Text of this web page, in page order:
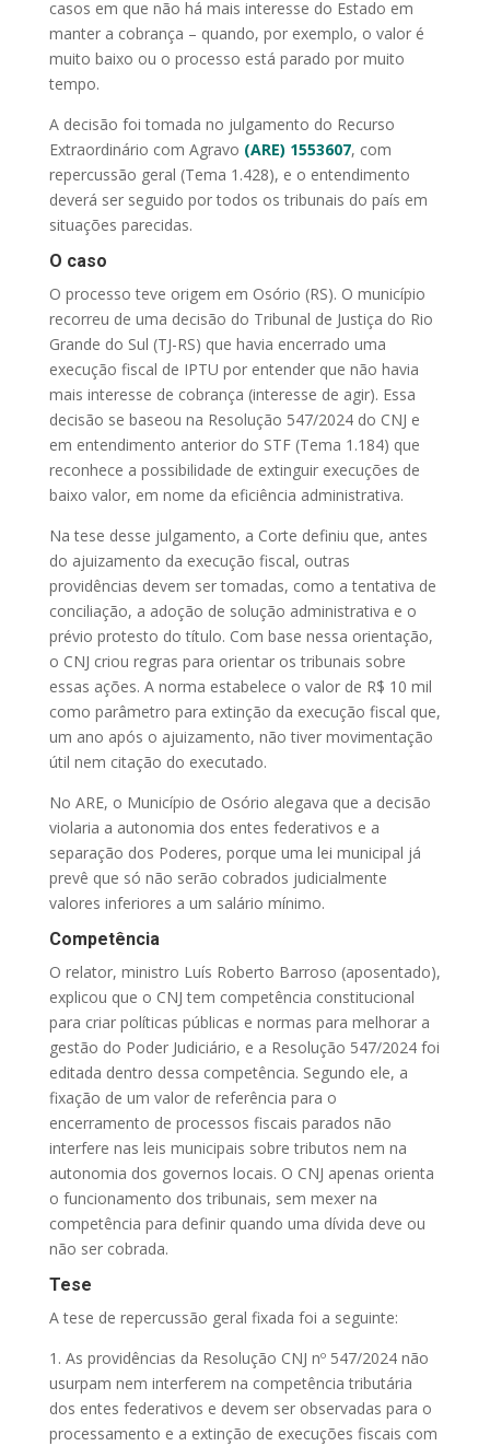
casos em que não há mais interesse do Estado em
manter a cobrança – quando, por exemplo, o valor é
muito baixo ou o processo está parado por muito
tempo.
A decisão foi tomada no julgamento do Recurso
Extraordinário com Agravo (ARE) 1553607, com
repercussão geral (Tema 1.428), e o entendimento
deverá ser seguido por todos os tribunais do país em
situações parecidas.
O caso
O processo teve origem em Osório (RS). O município
recorreu de uma decisão do Tribunal de Justiça do Rio
Grande do Sul (TJ-RS) que havia encerrado uma
execução fiscal de IPTU por entender que não havia
mais interesse de cobrança (interesse de agir). Essa
decisão se baseou na Resolução 547/2024 do CNJ e
em entendimento anterior do STF (Tema 1.184) que
reconhece a possibilidade de extinguir execuções de
baixo valor, em nome da eficiência administrativa.
Na tese desse julgamento, a Corte definiu que, antes
do ajuizamento da execução fiscal, outras
providências devem ser tomadas, como a tentativa de
conciliação, a adoção de solução administrativa e o
prévio protesto do título. Com base nessa orientação,
o CNJ criou regras para orientar os tribunais sobre
essas ações. A norma estabelece o valor de R$ 10 mil
como parâmetro para extinção da execução fiscal que,
um ano após o ajuizamento, não tiver movimentação
útil nem citação do executado.
No ARE, o Município de Osório alegava que a decisão
violaria a autonomia dos entes federativos e a
separação dos Poderes, porque uma lei municipal já
prevê que só não serão cobrados judicialmente
valores inferiores a um salário mínimo.
Competência
O relator, ministro Luís Roberto Barroso (aposentado),
explicou que o CNJ tem competência constitucional
para criar políticas públicas e normas para melhorar a
gestão do Poder Judiciário, e a Resolução 547/2024 foi
editada dentro dessa competência. Segundo ele, a
fixação de um valor de referência para o
encerramento de processos fiscais parados não
interfere nas leis municipais sobre tributos nem na
autonomia dos governos locais. O CNJ apenas orienta
o funcionamento dos tribunais, sem mexer na
competência para definir quando uma dívida deve ou
não ser cobrada.
Tese
A tese de repercussão geral fixada foi a seguinte:
1. As providências da Resolução CNJ nº 547/2024 não
usurpam nem interferem na competência tributária
dos entes federativos e devem ser observadas para o
processamento e a extinção de execuções fiscais com